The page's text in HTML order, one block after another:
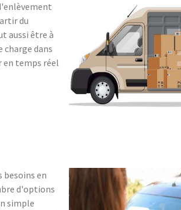
du
aussi être à
charge dans
en temps réel
besoins en
d'options
simple